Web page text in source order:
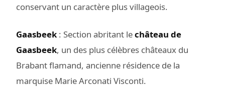
conservant un caractère plus villageois.
Gaasbeek: Section abritant lechâteau de
Gaasbeek, un des plus célèbres châteaux du
Brabant flamand, ancienne résidence de la
marquise Marie Arconati Visconti.